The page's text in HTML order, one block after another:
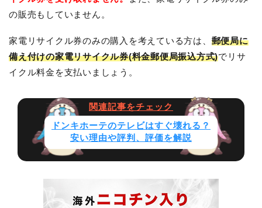
の販売もしていません。
家電リサイクル券のみの購入を考えている方は、 郵便局に
備え付けの家電リサイクル券(料金郵便局振込方式)でリサ
イクル料金を支払いましょう。
ドンキホーテのテレビはすぐ壊れる？
安い理由や評判、評価を解説